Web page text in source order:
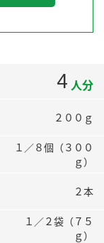
4 人分
２００ｇ
１／８個（３００
ｇ）
２本
１／２袋（７５
ｇ）